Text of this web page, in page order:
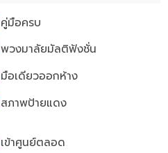
คู่มือครบ
พวงมาลัยมัลติฟังชั่น
มือเดียวออกห้าง
สภาพป้ายแดง
เข้าศูนย์ตลอด